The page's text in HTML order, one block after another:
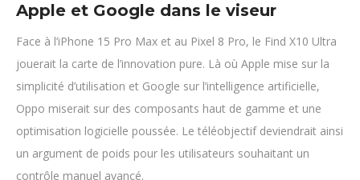
Apple et Google dans le viseur
Face à l’iPhone 15 Pro Max et au Pixel 8 Pro, le Find X10 Ultra
jouerait la carte de l’innovation pure. Là où Apple mise sur la
simplicité d’utilisation et Google sur l’intelligence artificielle,
Oppo miserait sur des composants haut de gamme et une
optimisation logicielle poussée. Le téléobjectif deviendrait ainsi
un argument de poids pour les utilisateurs souhaitant un
contrôle manuel avancé.